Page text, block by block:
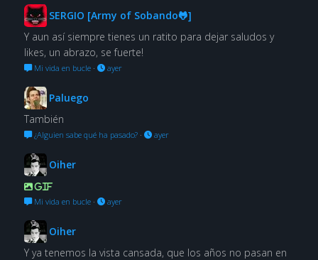
SERGIO [Army of Sobando🐸]
Y aun así siempre tienes un ratito para dejar saludos y
likes, un abrazo, se fuerte!
Mi vida en bucle· ayer
Paluego
También
¿Alguien sabe qué ha pasado?· ayer
Oiher
GIF
Mi vida en bucle· ayer
Oiher
Y ya tenemos la vista cansada, que los años no pasan en